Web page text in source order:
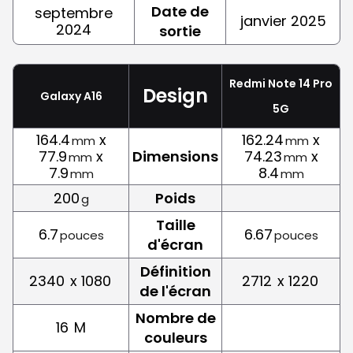
septembre
2024
Date de
sortie
janvier 2025
Galaxy A16 Design
Redmi Note 14 Pro
5G
164.4mm x
77.9mm x
7.9mm
Dimensions
162.24mm x
74.23mm x
8.4mm
200g
Poids
6.7pouces
Taille
d'écran
6.67pouces
2340 x 1080
Définition
de l'écran
2712 x 1220
16 M
Nombre de
couleurs